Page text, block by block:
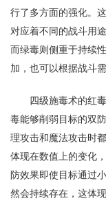
行了多方面的强化。
对应着不同的战斗用
而绿毒则侧重于持续
加，也可以根据战斗
四级施毒术的红
毒能够削弱目标的双
理攻击和魔法攻击时
体现在数值上的变化
防效果即使目标通过
然会持续存在，这体